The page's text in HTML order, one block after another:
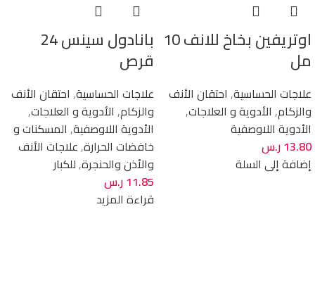
اوتريفين بخاخ للانف 10
مل
علاجات الحساسية, احتقان الأنف
والزكام, الأدوية و العلاجات,
الأدوية اللاوصفية
13.80 ر.س
إضافة إلى السلة
بانادول سينس 24
قرص
علاجات الحساسية, احتقان الأنف
والزكام, الأدوية و العلاجات,
الأدوية اللاوصفية, المسكنات و
خافضات الحرارة,علاجات الأنف
والأذن والحنجرة,للكبار
11.85 ر.س
قراءة المزيد